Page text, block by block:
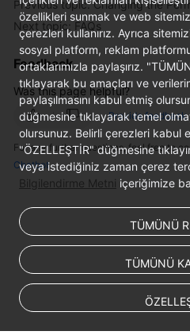
Level
Agreement
White
Papers
Endpoints
Permissions
Previous topic: Changing the
Next topic: FAQs
Feedback
Was this page helpful?
Provide feedback
For any further questions, feel free to
Chatbot
özellikleri sunmak ve web
çerezleri kullanırız. Ayrıca
sosyal platform, reklam
ortaklarımızla paylaşırız.
tıklayarak bu amaçları ve
paylaşılmasını kabul etmiş
düğmesine tıklayarak temel
olursunuz. Belirli çerezleri kabul
"ÖZELLEŞTİR" düğmesine
veya istediğiniz zaman çerez
Bilgilendirme Metni içeriğimize
TÜMÜNÜ
TÜMÜNÜ